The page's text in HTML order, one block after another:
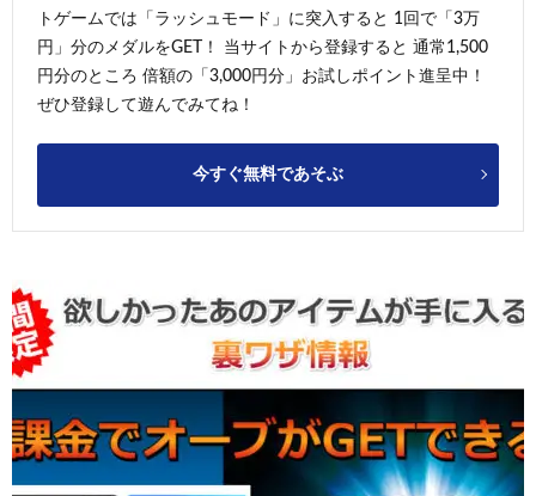
トゲームでは「ラッシュモード」に突入すると 1回で「3万
円」分のメダルをGET！ 当サイトから登録すると 通常1,500
円分のところ 倍額の「3,000円分」お試しポイント進呈中！
ぜひ登録して遊んでみてね！
今すぐ無料であそぶ